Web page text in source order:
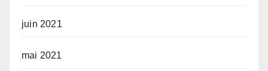
juin 2021
mai 2021